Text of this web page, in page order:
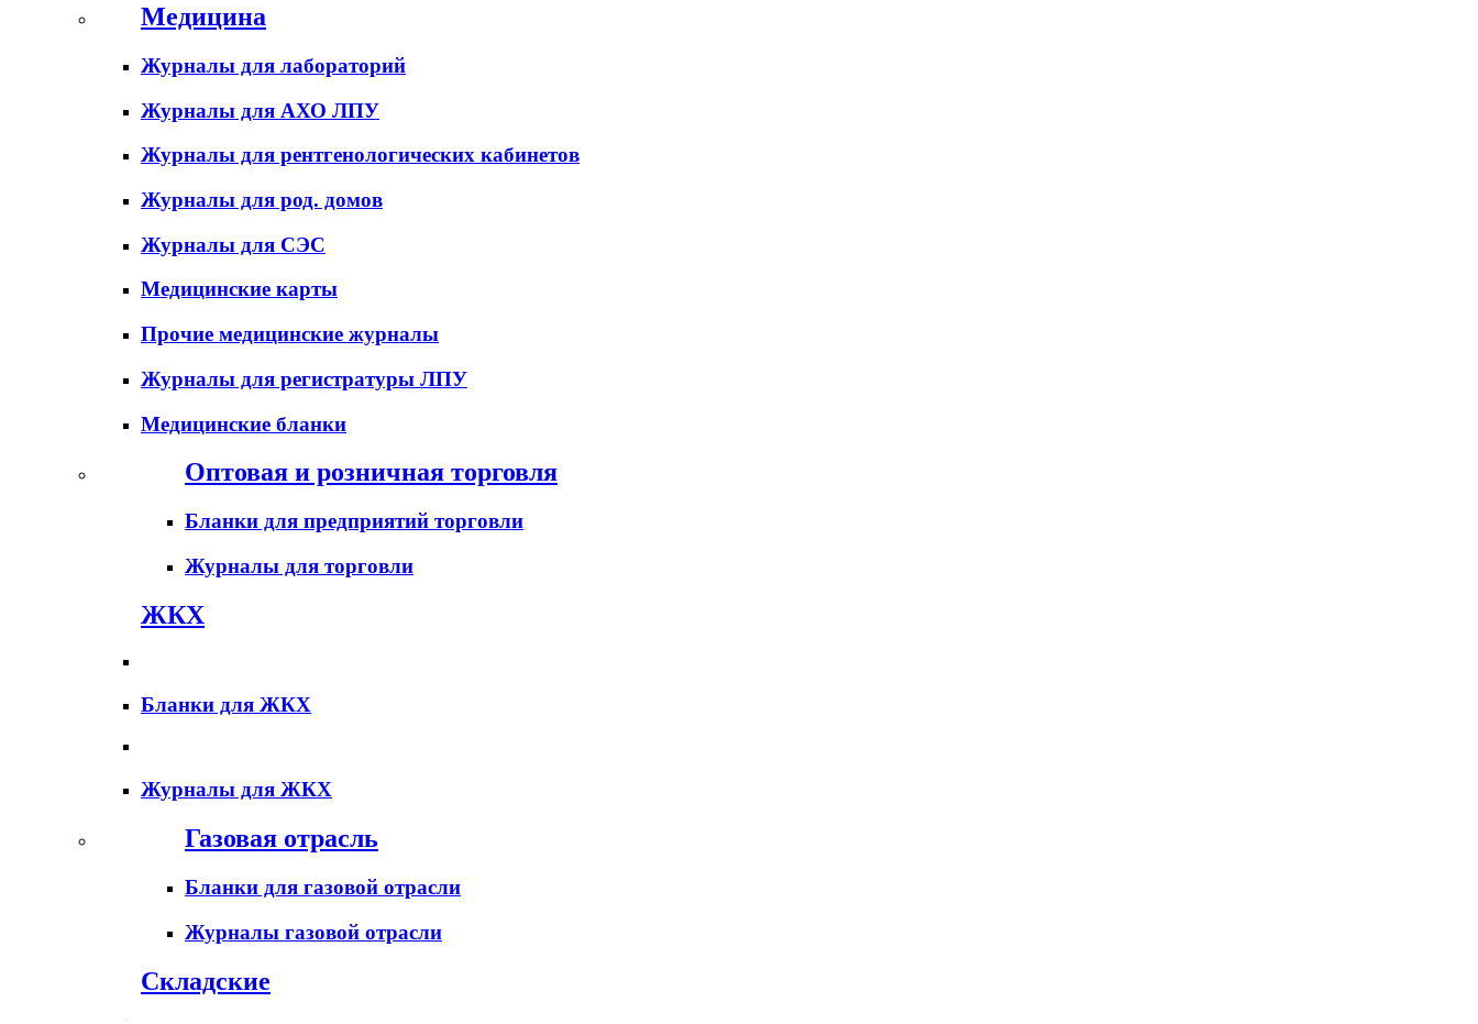
Медицина
Журналы для лабораторий
Журналы для АХО ЛПУ
Журналы для рентгенологических кабинетов
Журналы для род. домов
Журналы для СЭС
Медицинские карты
Прочие медицинские журналы
Журналы для регистратуры ЛПУ
Медицинские бланки
Оптовая и розничная торговля
Бланки для предприятий торговли
Журналы для торговли
ЖКХ
Бланки для ЖКХ
Журналы для ЖКХ
Газовая отрасль
Бланки для газовой отрасли
Журналы газовой отрасли
Складские